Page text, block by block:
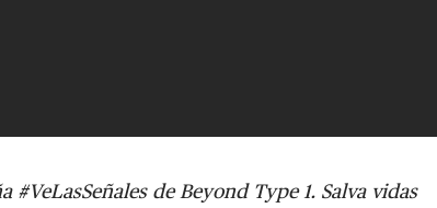
#VeLasSeñales de Beyond Type 1. Salva vidas